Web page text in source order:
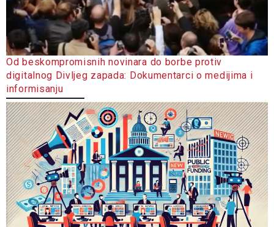
Od beskompromisnih novinara do borbe protiv
digitalnog Divljeg zapada: Dokumentarci o medijima i
informisanju